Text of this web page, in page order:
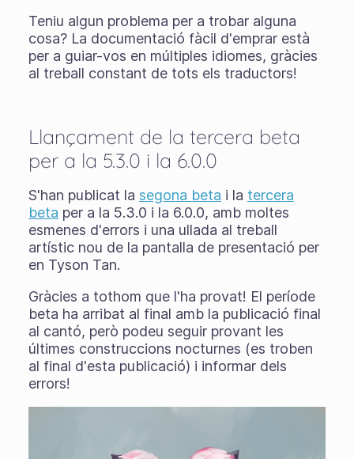
Teniu algun problema per a trobar alguna
cosa? La documentació fàcil d'emprar està
per a guiar-vos en múltiples idiomes, gràcies
al treball constant de tots els traductors!
Llançament de la tercera beta
per a la 5.3.0 i la 6.0.0
S'han publicat la segona beta i la tercera
beta per a la 5.3.0 i la 6.0.0, amb moltes
esmenes d'errors i una ullada al treball
artístic nou de la pantalla de presentació per
en Tyson Tan.
Gràcies a tothom que l'ha provat! El període
beta ha arribat al final amb la publicació final
al cantó, però podeu seguir provant les
últimes construccions nocturnes (es troben
al final d'esta publicació) i informar dels
errors!